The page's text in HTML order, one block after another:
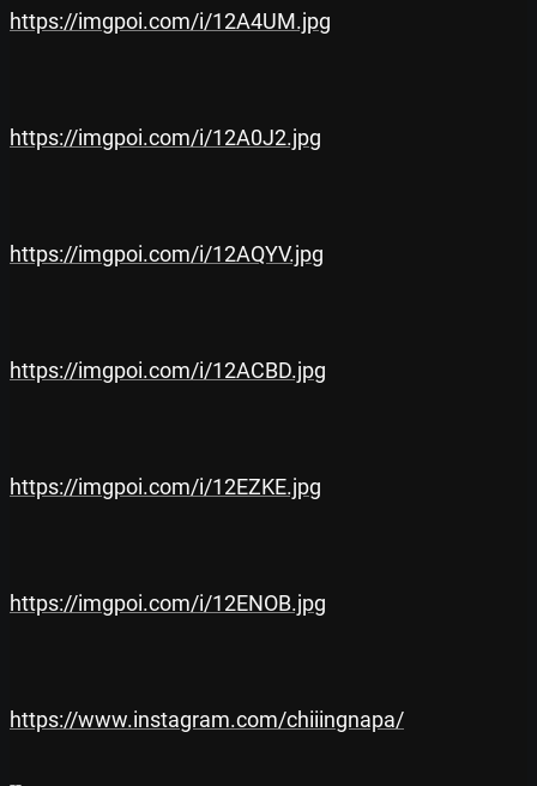
https://imgpoi.com/i/12A4UM.jpg
https://imgpoi.com/i/12A0J2.jpg
https://imgpoi.com/i/12AQYV.jpg
https://imgpoi.com/i/12ACBD.jpg
https://imgpoi.com/i/12EZKE.jpg
https://imgpoi.com/i/12ENOB.jpg
https://www.instagram.com/chiiingnapa/